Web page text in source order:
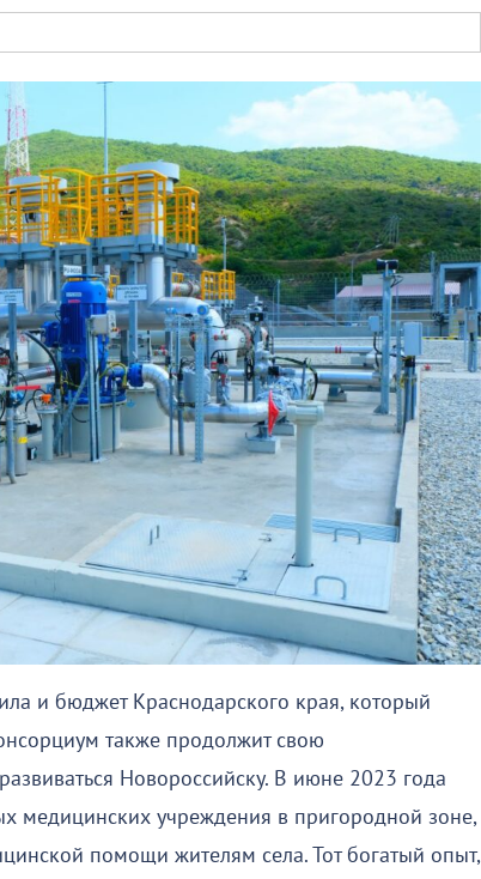
и бюджет Краснодарского края, который
также продолжит свою
Новороссийску. В июне 2023 года
медицинских учреждения в пригородной зоне,
помощи жителям села. Тот богатый опыт,